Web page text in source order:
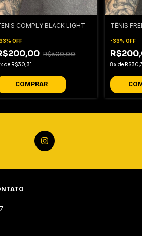
COMPLY BLACK LIGHT
%OFF
R$300,00
xde R$30,31
COMPRAR
TÊNIS
-33% OFF
8xde